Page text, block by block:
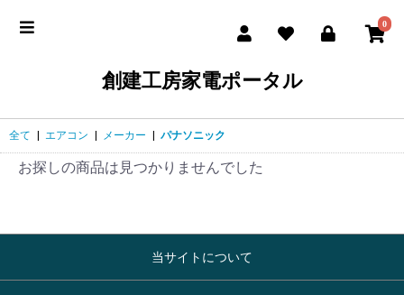
0
創建工房家電ポータル
全て エアコン メーカー パナソニック
お探しの商品は見つかりませんでした
当サイトについて